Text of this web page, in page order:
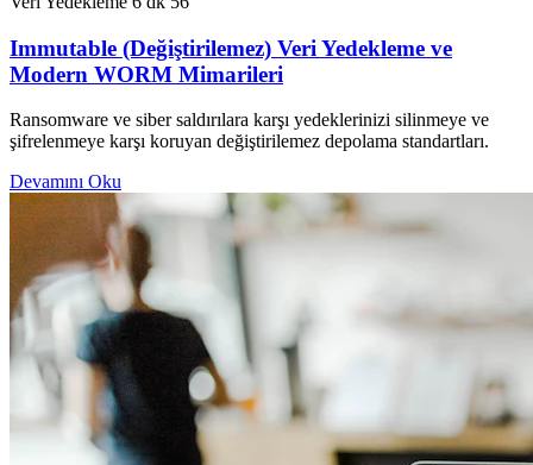
Immutable (Değiştirilemez) Veri Yedekleme ve
Modern WORM Mimarileri
Ransomware ve siber saldırılara karşı yedeklerinizi silinmeye ve
şifrelenmeye karşı koruyan değiştirilemez depolama standartları.
Devamını Oku